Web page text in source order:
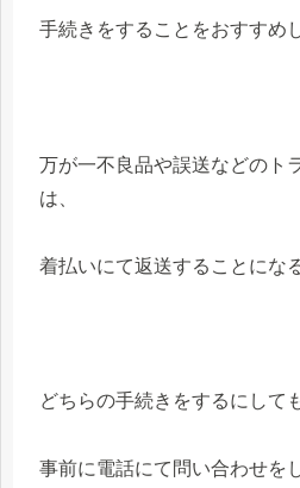
手続きをすることをおすすめ
万が一不良品や誤送などのト
は、
着払いにて返送することにな
どちらの手続きをするにしても
事前に電話にて問い合わせを